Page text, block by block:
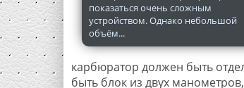
показаться очень сложным
устройством. Однако небольшой
объём...
карбюратор должен быть
быть блок из двух